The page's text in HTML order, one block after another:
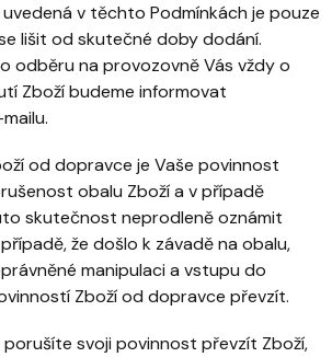
v těchto Podmínkách je pouze
lišit od skutečné doby dodání.
odběru na provozovně Vás vždy o
Zboží budeme informovat
od dopravce je Vaše povinnost
obalu Zboží a v případě
skutečnost neprodleně oznámit
že došlo k závadě na obalu,
manipulaci a vstupu do
Zboží od dopravce převzít.
porušíte svoji povinnost převzít Zboží,